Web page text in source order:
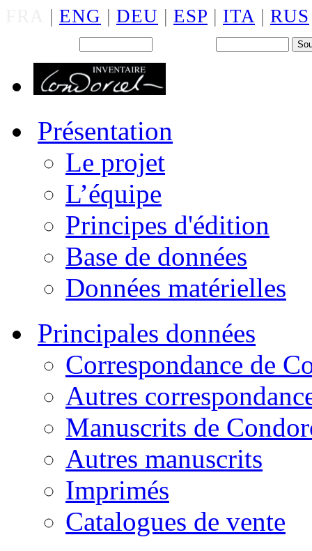
| ENG | DEU | ESP | ITA | RUS
Présentation
Le projet
L’équipe
Principes d'édition
Base de données
Données matérielles
Principales données
Correspondance de
Autres
Manuscrits de
Autres manuscrits
Imprimés
Catalogues de vente